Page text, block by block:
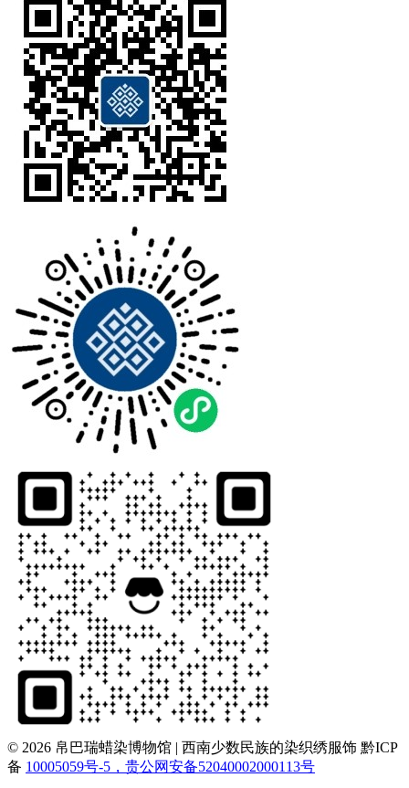
© 2026 帛巴瑞蜡染博物馆 | 西南少数民族的染织绣服饰 黔ICP
备 10005059号-5，贵公网安备52040002000113号